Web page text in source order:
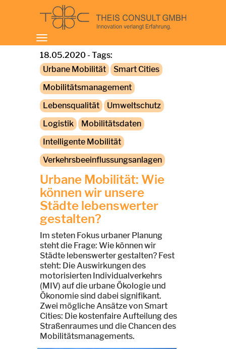
Toggle
navigation
18.05.2020 - Tags:
Urbane Mobilität
Smart Cities
Mobilitätsmanagement
Lebensqualität
Umweltschutz
Logistik
Mobilitätsdaten
Intelligente Mobilität
Verkehrsbeeinflussungsanlagen
Urbane Mobilität: Wie
können wir unsere
Städte lebenswerter
gestalten?
Im steten Fokus urbaner Planung
steht die Frage: Wie können wir
Städte lebenswerter gestalten? Fest
steht: Die Auswirkungen des
motorisierten Individualverkehrs
(MIV) auf die urbane Ökologie und
Ökonomie sind dabei signifikant.
Zwei mögliche Ansätze von Smart
Cities: Die kostenfaire Aufteilung des
Straßenraumes und die Chancen des
Mobilitätsmanagements.